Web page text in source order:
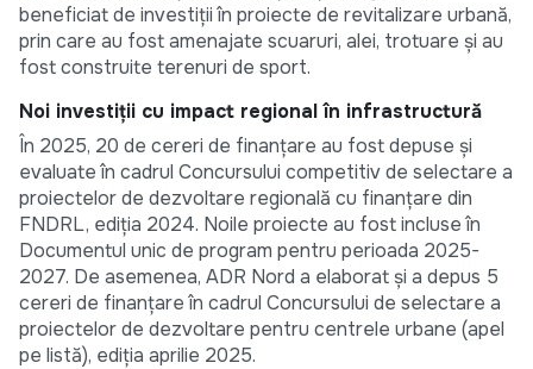
beneficiat de investiții în proiecte de revitalizare urbană,
prin care au fost amenajate scuaruri, alei, trotuare și au
fost construite terenuri de sport.
Noi investiții cu impact regional în infrastructură
În 2025, 20 de cereri de finanțare au fost depuse și
evaluate în cadrul Concursului competitiv de selectare a
proiectelor de dezvoltare regională cu finanțare din
FNDRL, ediția 2024. Noile proiecte au fost incluse în
Documentul unic de program pentru perioada 2025-
2027. De asemenea, ADR Nord a elaborat și a depus 5
cereri de finanțare în cadrul Concursului de selectare a
proiectelor de dezvoltare pentru centrele urbane (apel
pe listă), ediția aprilie 2025.